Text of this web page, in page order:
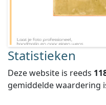
Statistieken
Deze website is reeds
gemiddelde waardering